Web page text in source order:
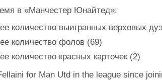
в «Манчестер Юнайтед»:
количество выигранных верховых
количество фолов (69)
количество красных карточек (2)
for Man Utd in the league since